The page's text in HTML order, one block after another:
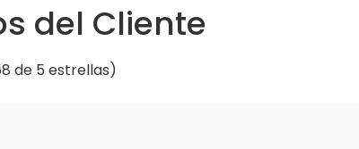
del Cliente
de 5 estrellas)